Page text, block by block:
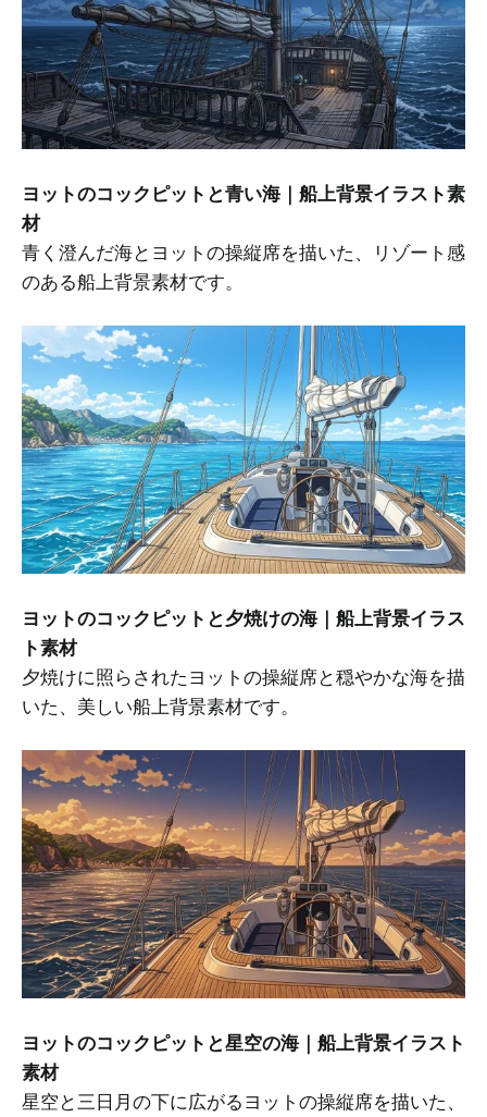
ヨットのコックピットと青い海｜船上背景イラスト素
材
青く澄んだ海とヨットの操縦席を描いた、リゾート感
のある船上背景素材です。
ヨットのコックピットと夕焼けの海｜船上背景イラス
ト素材
夕焼けに照らされたヨットの操縦席と穏やかな海を描
いた、美しい船上背景素材です。
ヨットのコックピットと星空の海｜船上背景イラスト
素材
星空と三日月の下に広がるヨットの操縦席を描いた、